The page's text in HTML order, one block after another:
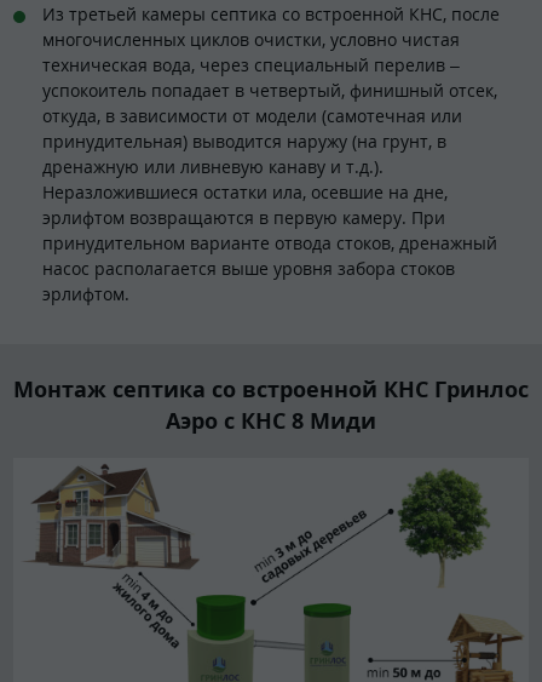
Из третьей камеры септика со встроенной КНС, после
многочисленных циклов очистки, условно чистая
техническая вода, через специальный перелив –
успокоитель попадает в четвертый, финишный отсек,
откуда, в зависимости от модели (самотечная или
принудительная) выводится наружу (на грунт, в
дренажную или ливневую канаву и т.д.).
Неразложившиеся остатки ила, осевшие на дне,
эрлифтом возвращаются в первую камеру. При
принудительном варианте отвода стоков, дренажный
насос располагается выше уровня забора стоков
эрлифтом.
Монтаж септика со встроенной КНС Гринлос
Аэро с КНС 8 Миди